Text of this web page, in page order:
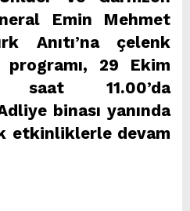
Emin Mehmet
Anıtı’na çelenk
programı, 29 Ekim
11.00’da
binası yanında
etkinliklerle devam